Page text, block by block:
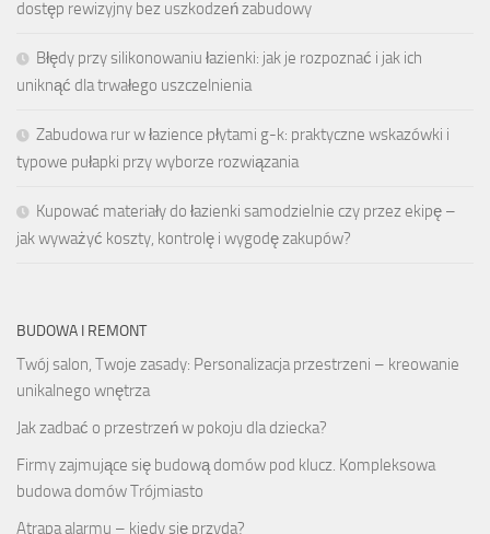
dostęp rewizyjny bez uszkodzeń zabudowy
Błędy przy silikonowaniu łazienki: jak je rozpoznać i jak ich
uniknąć dla trwałego uszczelnienia
Zabudowa rur w łazience płytami g-k: praktyczne wskazówki i
typowe pułapki przy wyborze rozwiązania
Kupować materiały do łazienki samodzielnie czy przez ekipę –
jak wyważyć koszty, kontrolę i wygodę zakupów?
BUDOWA I REMONT
Twój salon, Twoje zasady: Personalizacja przestrzeni – kreowanie
unikalnego wnętrza
Jak zadbać o przestrzeń w pokoju dla dziecka?
Firmy zajmujące się budową domów pod klucz. Kompleksowa
budowa domów Trójmiasto
Atrapa alarmu – kiedy się przyda?